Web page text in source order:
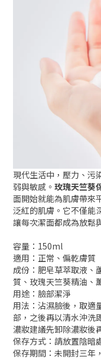
現代生活中，壓力、污
弱與敏感。 玫瑰天竺葵
面開始就能為肌膚帶來
泛紅的肌膚。它不僅能
讓每次潔面都成為放鬆
容量：150ml
適用：正常、偏乾膚質
成份：肥皂草萃取液、
質、玫瑰天竺葵精油、
用途：臉部潔淨
用法：沾濕臉後，取適
部，之後再以清水沖洗
濃妝建議先卸除濃妝後
保存方式：請放置陰暗
保存期間：未開封三年